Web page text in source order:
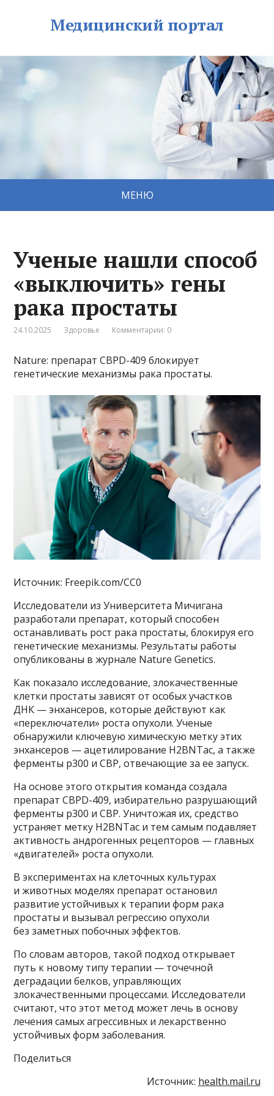
Медицинский портал
МЕНЮ
Ученые нашли способ
«выключить» гены
рака простаты
24.10.2025 Здоровье Комментарии: 0
Nature: препарат CBPD-409 блокирует
генетические механизмы рака простаты.
Источник: Freepik.com/CC0
Исследователи из Университета Мичигана
разработали препарат, который способен
останавливать рост рака простаты, блокируя его
генетические механизмы. Результаты работы
опубликованы в журнале Nature Genetics.
Как показало исследование, злокачественные
клетки простаты зависят от особых участков
ДНК — энхансеров, которые действуют как
«переключатели» роста опухоли. Ученые
обнаружили ключевую химическую метку этих
энхансеров — ацетилирование H2BNTac, а также
ферменты p300 и CBP, отвечающие за ее запуск.
На основе этого открытия команда создала
препарат CBPD-409, избирательно разрушающий
ферменты p300 и CBP. Уничтожая их, средство
устраняет метку H2BNTac и тем самым подавляет
активность андрогенных рецепторов — главных
«двигателей» роста опухоли.
В экспериментах на клеточных культурах
и животных моделях препарат остановил
развитие устойчивых к терапии форм рака
простаты и вызывал регрессию опухоли
без заметных побочных эффектов.
По словам авторов, такой подход открывает
путь к новому типу терапии — точечной
деградации белков, управляющих
злокачественными процессами. Исследователи
считают, что этот метод может лечь в основу
лечения самых агрессивных и лекарственно
устойчивых форм заболевания.
Поделиться
Источник: health.mail.ru